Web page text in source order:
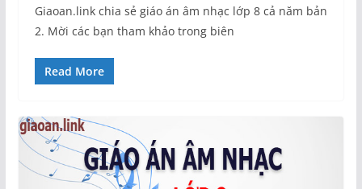
Giaoan.link chia sẻ giáo án âm nhạc lớp 8 cả năm bản
2. Mời các bạn tham khảo trong biên
Read More